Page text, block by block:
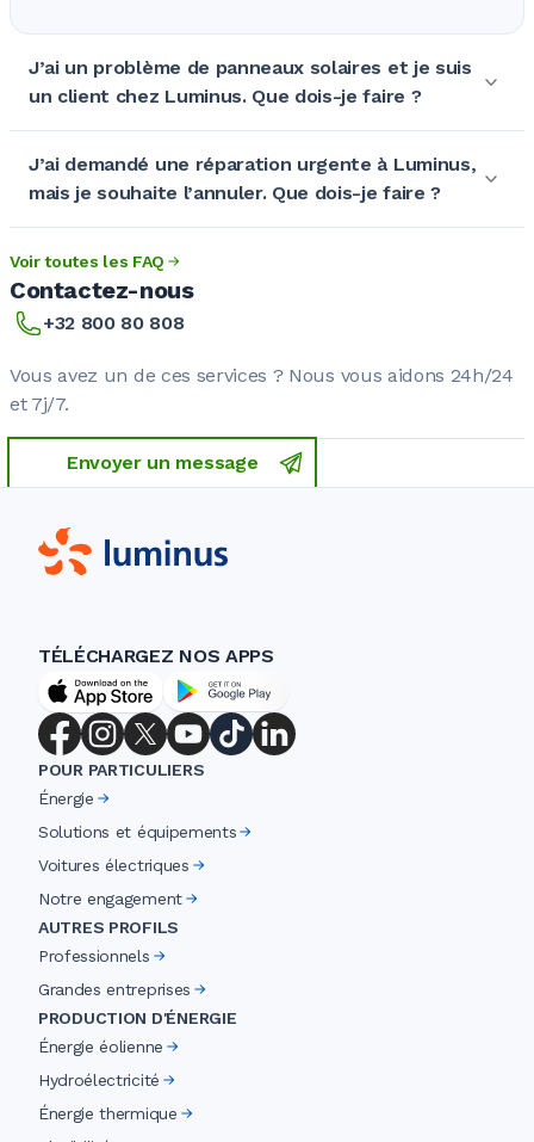
J’ai un problème de panneaux solaires et je suis
un client chez Luminus. Que dois-je faire ?
J’ai demandé une réparation urgente à Luminus,
mais je souhaite l’annuler. Que dois-je faire ?
Voir toutes les FAQ
Contactez-nous
+32 800 80 808
Vous avez un de ces services ?Nous vous aidons 24h/24
et 7j/7.
Envoyer un message
TÉLÉCHARGEZ NOS APPS
POUR PARTICULIERS
Énergie
Solutions et équipements
Voitures électriques
Notre engagement
AUTRES PROFILS
Professionnels
Grandes entreprises
PRODUCTION D'ÉNERGIE
Énergie éolienne
Hydroélectricité
Énergie thermique